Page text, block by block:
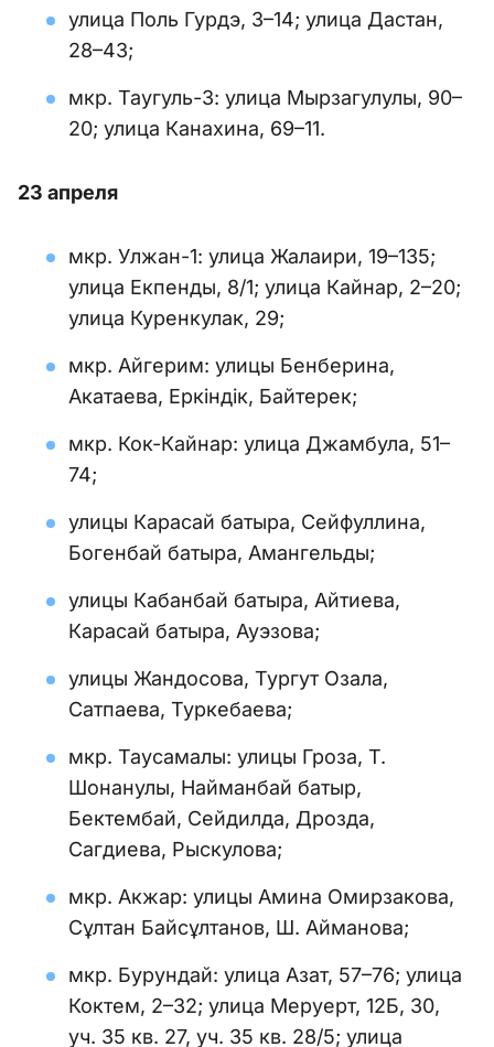
улица Поль Гурдэ, 3–14; улица Дастан,
28–43;
мкр. Таугуль-3: улица Мырзагулулы, 90–
20; улица Канахина, 69–11.
23 апреля
мкр. Улжан-1: улица Жалаири, 19–135;
улица Екпенды, 8/1; улица Кайнар, 2–20;
улица Куренкулак, 29;
мкр. Айгерим: улицы Бенберина,
Акатаева, Еркіндік, Байтерек;
мкр. Кок-Кайнар: улица Джамбула, 51–
74;
улицы Карасай батыра, Сейфуллина,
Богенбай батыра, Амангельды;
улицы Кабанбай батыра, Айтиева,
Карасай батыра, Ауэзова;
улицы Жандосова, Тургут Озала,
Сатпаева, Туркебаева;
мкр. Таусамалы: улицы Гроза, Т.
Шонанулы, Найманбай батыр,
Бектембай, Сейдилда, Дрозда,
Сагдиева, Рыскулова;
мкр. Акжар: улицы Амина Омирзакова,
Сұлтан Байсұлтанов, Ш. Айманова;
мкр. Бурундай: улица Азат, 57–76; улица
Коктем, 2–32; улица Меруерт, 12Б, 30,
уч. 35 кв. 27, уч. 35 кв. 28/5; улица